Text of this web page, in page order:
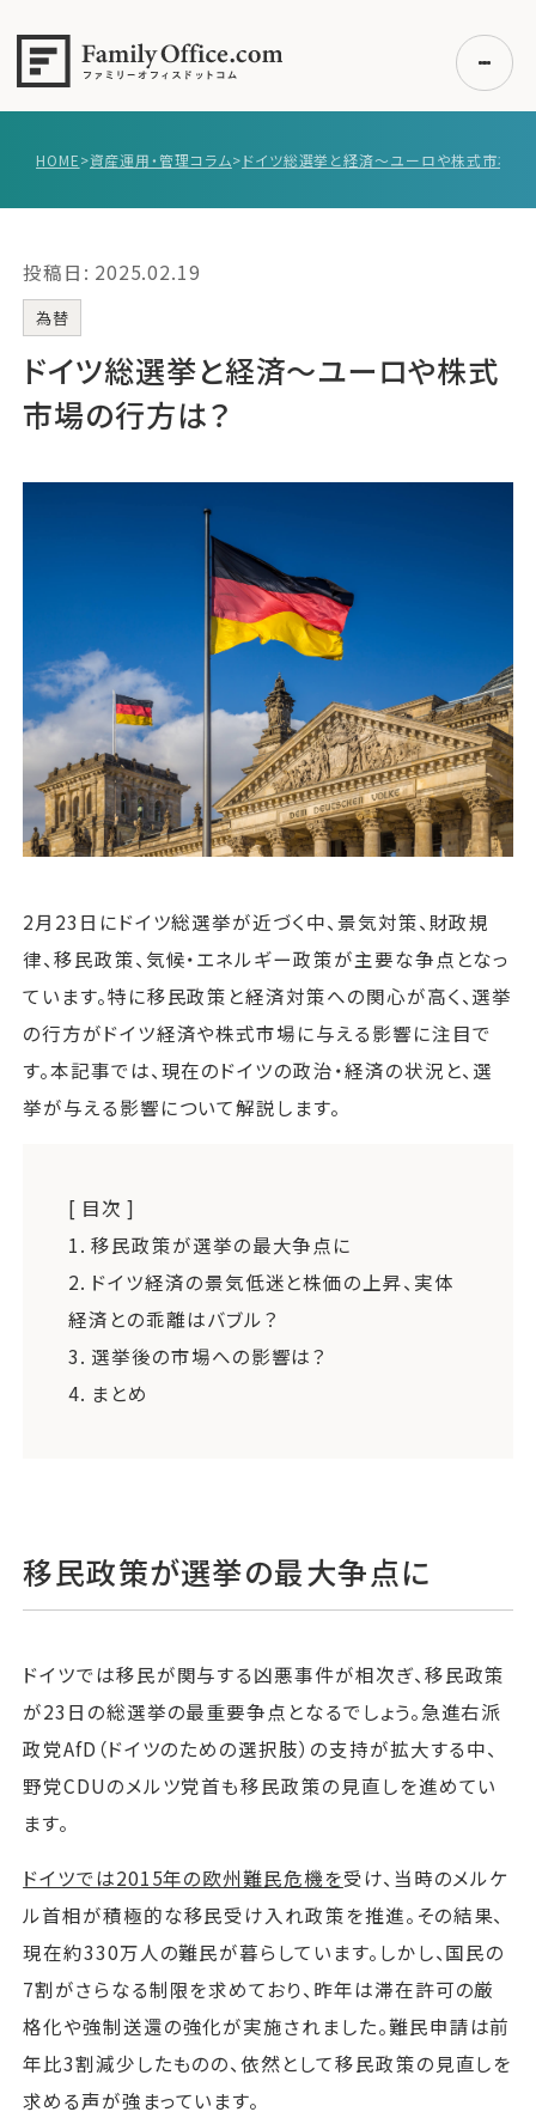
事例紹介
無料講座
コラム
無料ご相談
ファミリーオフィスとは
関連書籍
メールマガジン登録
よくある質問
HOME>資産運用・管理コラム>
投稿日: 2025.02.19
為替
ドイツ総選挙と経済～ユーロや株式
市場の行方は？
2月23日にドイツ総選挙が近づく中、景気対策、財政規
律、移民政策、気候・エネルギー政策が主要な争点となっ
ています。特に移民政策と経済対策への関心が高く、選挙
の行方がドイツ経済や株式市場に与える影響に注目で
す。本記事では、現在のドイツの政治・経済の状況と、選
挙が与える影響について解説します。
[ 目次 ]
1. 移民政策が選挙の最大争点に
2. ドイツ経済の景気低迷と株価の上昇、実体
経済との乖離はバブル？
3. 選挙後の市場への影響は？
4. まとめ
移民政策が選挙の最大争点に
ドイツでは移民が関与する凶悪事件が相次ぎ、移民政策
が23日の総選挙の最重要争点となるでしょう。急進右派
政党AfD（ドイツのための選択肢）の支持が拡大する中、
野党CDUのメルツ党首も移民政策の見直しを進めてい
ます。
ドイツでは2015年の欧州難民危機を受け、当時のメルケ
ル首相が積極的な移民受け入れ政策を推進。その結果、
現在約330万人の難民が暮らしています。しかし、国民の
7割がさらなる制限を求めており、昨年は滞在許可の厳
格化や強制送還の強化が実施されました。難民申請は前
年比3割減少したものの、依然として移民政策の見直しを
求める声が強まっています。